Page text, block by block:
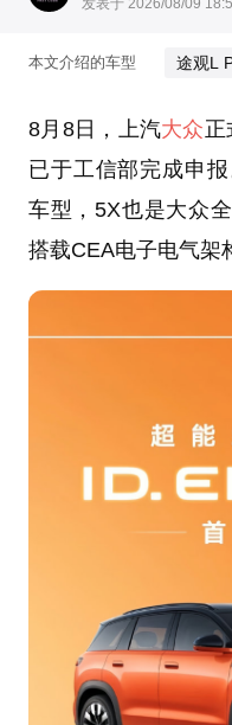
本文介绍的车型 途观L
8月8日，上汽大众正
已于工信部完成申
车型，5X也是大众
搭载CEA电子电气架